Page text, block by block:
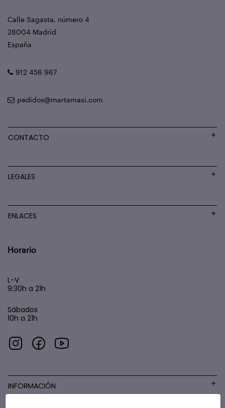
Calle Sagasta, número 4
28004 Madrid
España
912 456 967
pedidos@martamasi.com
CONTACTO
LEGALES
ENLACES
Horario
L-V
9:30h a 21h
Sábados
10h a 21h
INFORMACIÓN